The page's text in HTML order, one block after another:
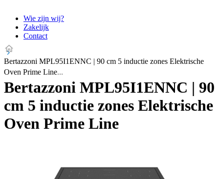
Wie zijn wij?
Zakelijk
Contact
Bertazzoni MPL95I1ENNC | 90 cm 5 inductie zones Elektrische
Oven Prime Line
Bertazzoni MPL95I1ENNC | 90
cm 5 inductie zones Elektrische
Oven Prime Line